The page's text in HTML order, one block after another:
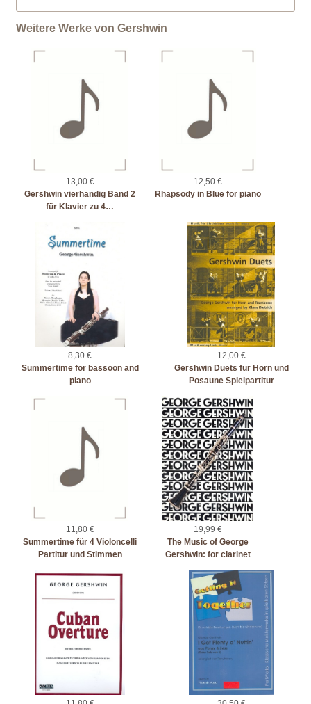
Weitere Werke von Gershwin
13,00 €
Gershwin vierhändig Band 2
für Klavier zu 4…
12,50 €
Rhapsody in Blue for piano
8,30 €
Summertime for bassoon and
piano
12,00 €
Gershwin Duets für Horn und
Posaune Spielpartitur
11,80 €
Summertime für 4 Violoncelli
Partitur und Stimmen
19,99 €
The Music of George
Gershwin: for clarinet